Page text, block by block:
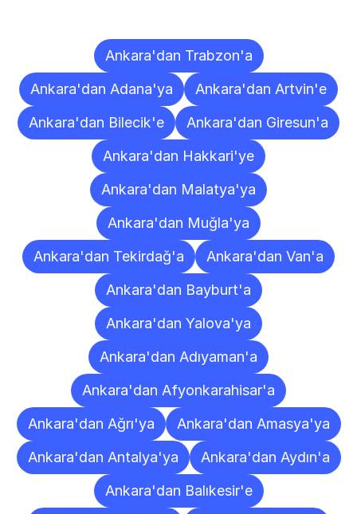
Ankara'dan Trabzon'a
Ankara'dan Adana'ya
Ankara'dan Artvin'e
Ankara'dan Bilecik'e
Ankara'dan Giresun'a
Ankara'dan Hakkari'ye
Ankara'dan Malatya'ya
Ankara'dan Muğla'ya
Ankara'dan Tekirdağ'a
Ankara'dan Van'a
Ankara'dan Bayburt'a
Ankara'dan Yalova'ya
Ankara'dan Adıyaman'a
Ankara'dan Afyonkarahisar'a
Ankara'dan Ağrı'ya
Ankara'dan Amasya'ya
Ankara'dan Antalya'ya
Ankara'dan Aydın'a
Ankara'dan Balıkesir'e